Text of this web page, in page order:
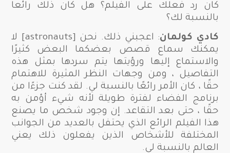
كان رد فعلك على الفيلم؟ هل كان ذلك رائعا
بالنسبة لك؟
كادي كولمان
: اعجبني ذلك. نحن [astronauts] لا
يمكنك سماع قصص بعضكما البعض كثيرًا
والاستماع إليها ورؤيتها يتم سردها بمثل هذه
التفاصيل ، ومن وجهات النظر المثيرة للاهتمام
حقًا ، كان الأمر رائعًا بالنسبة لي. لقد كنت جزءًا من
برنامج الفضاء لفترة طويلة لأنه شيء أؤمن به
حقًا ، حتى بعد التقاعد. إن وجود شخص ما يصنع
هذا الفيلم الرائع الذي يحتفل بالعديد من الجوانب
المختلفة للأشخاص الذين يفعلون ذلك يعني
العالم بالنسبة لي.